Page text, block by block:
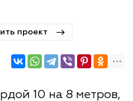
проект
10 на 8 метров,